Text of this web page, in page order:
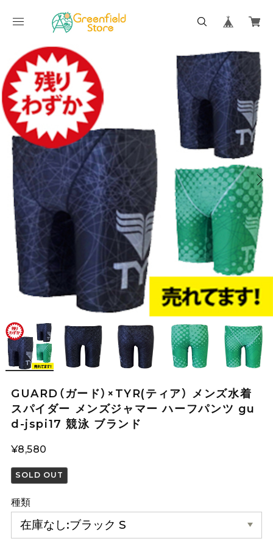
GUARD（ガード）×TYR(ティア） メンズ水着
スパイダー メンズジャマー ハーフパンツ gu
d-jspi17 競泳 ブランド
¥8,580
SOLD OUT
種類